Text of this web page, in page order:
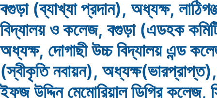
বগুড়া (ব্যাখ্যা প্রদান), অধ্যক্ষ,
বিদ্যালয় ও কলেজ, বগুড়া (এডহক
অধ্যক্ষ, দোগাছী উচ্চ বিদ্যালয় এন্ড
(স্বীকৃতি নবায়ন),
ইফজ উদ্দিন মেমোরিয়াল ডিগ্রি কলেজ,